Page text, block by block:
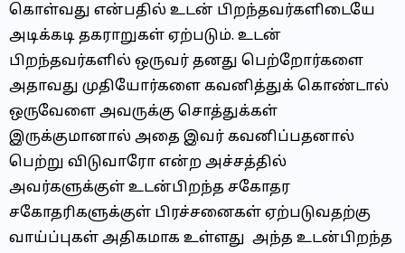
கொள்வது என்பதில் உடன் பிறந்தவர்களிடையே
அடிக்கடி தகராறுகள் ஏற்படும். உடன்
பிறந்தவர்களில் ஒருவர் தனது பெற்றோர்களை
அதாவது முதியோர்களை கவனித்துக் கொண்டால்
ஒருவேளை அவருக்கு சொத்துக்கள்
இருக்குமானால் அதை இவர் கவனிப்பதனால்
பெற்று விடுவாரோ என்ற அச்சத்தில்
அவர்களுக்குள் உடன்பிறந்த சகோதர
சகோதரிகளுக்குள் பிரச்சனைகள் ஏற்படுவதற்கு
வாய்ப்புகள் அதிகமாக உள்ளது அந்த உடன்பிறந்த